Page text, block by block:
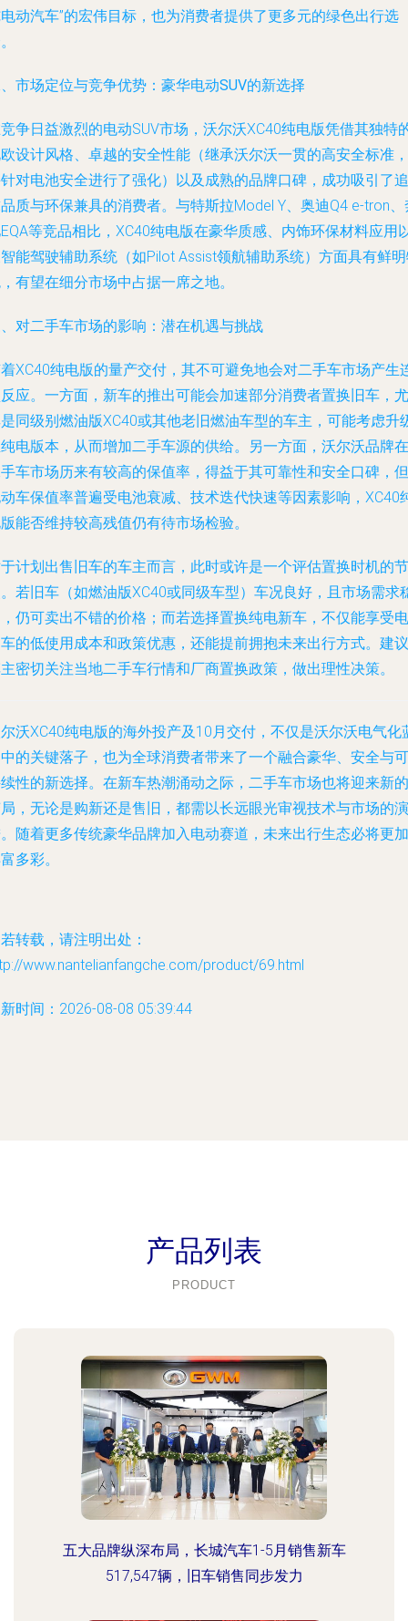
动汽车”的宏伟目标，也为消费者提供了更多元的绿色出行选
市场定位与竞争优势：豪华电动SUV的新选择
争日益激烈的电动SUV市场，沃尔沃XC40纯电版凭借其独特
设计风格、卓越的安全性能（继承沃尔沃一贯的高安全标准，
对电池安全进行了强化）以及成熟的品牌口碑，成功吸引了追
质与环保兼具的消费者。与特斯拉Model Y、奥迪Q4 e-tron、
等竞品相比，XC40纯电版在豪华质感、内饰环保材料应用
能驾驶辅助系统（如Pilot Assist领航辅助系统）方面具有鲜
有望在细分市场中占据一席之地。
对二手车市场的影响：潜在机遇与挑战
XC40纯电版的量产交付，其不可避免地会对二手车市场产生
应。一方面，新车的推出可能会加速部分消费者置换旧车，尤
同级别燃油版XC40或其他老旧燃油车型的车主，可能考虑升
电版本，从而增加二手车源的供给。另一方面，沃尔沃品牌在
车市场历来有较高的保值率，得益于其可靠性和安全口碑，但
车保值率普遍受电池衰减、技术迭代快速等因素影响，XC40
能否维持较高残值仍有待市场检验。
计划出售旧车的车主而言，此时或许是一个评估置换时机的节
若旧车（如燃油版XC40或同级车型）车况良好，且市场需求
仍可卖出不错的价格；而若选择置换纯电新车，不仅能享受电
的低使用成本和政策优惠，还能提前拥抱未来出行方式。建议
密切关注当地二手车行情和厂商置换政策，做出理性决策。
沃XC40纯电版的海外投产及10月交付，不仅是沃尔沃电气化
的关键落子，也为全球消费者带来了一个融合豪华、安全与可
性的新选择。在新车热潮涌动之际，二手车市场也将迎来新的
，无论是购新还是售旧，都需以长远眼光审视技术与市场的演
随着更多传统豪华品牌加入电动赛道，未来出行生态必将更加
多彩。
转载，请注明出处：
www.nantelianfangche.com/product/69.html
时间：2026-08-08 05:39:44
产品列表
PRODUCT
五大品牌纵深布局，长城汽车1-5月销售新车
517,547辆，旧车销售同步发力